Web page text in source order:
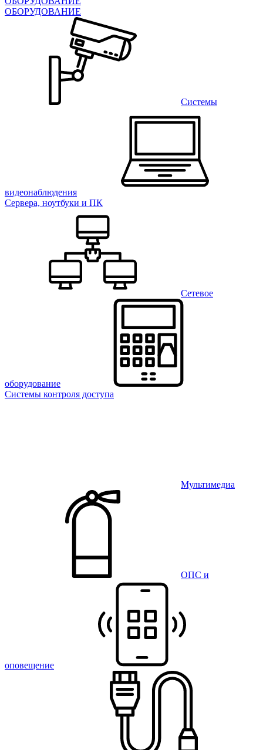
ОБОРУДОВАНИЕ
Системы
видеонаблюдения
Сервера, ноутбуки и ПК
Сетевое
оборудование
Системы контроля доступа
Мультимедиа
ОПС и
оповещение